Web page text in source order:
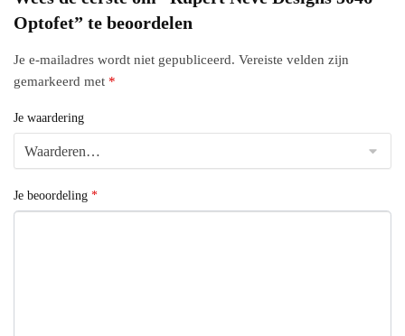
Optofet” te beoordelen
Je e-mailadres wordt niet gepubliceerd. Vereiste velden zijn
gemarkeerd met *
Je waardering
Je beoordeling *